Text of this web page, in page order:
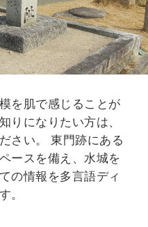
を肌で感じることが
りになりたい方は、
さい。 東門跡にある
ースを備え、水城を
の情報を多言語ディ
。